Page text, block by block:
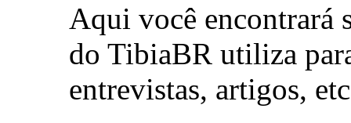
Aqui você encontrará
do TibiaBR utiliza
entrevistas, artigos,